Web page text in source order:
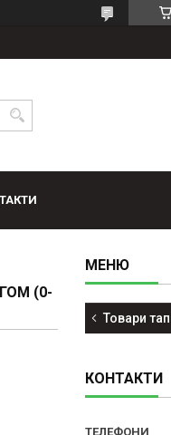
(0-
Товари
КОНТАКТИ